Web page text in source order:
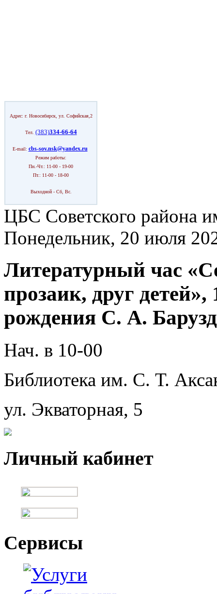
Адрес: г. Новосибирск, ул. Софийская,2
Тел. (383)334-66-64
E-mail: cbs-sov.nsk@yandex.ru
Режим работы:
Пн.-Чт.: 11-00 - 19-00
Пт.: 11-00 - 18-00
Выходной - Сб, Вс.
ЦБС Советского района
Понедельник, 20 июля
Литературный час
прозаик, друг
рождения С. А.
Нач. в 10-00
Библиотека им. С. Т.
ул. Экваторная, 5
Личный кабинет
Сервисы